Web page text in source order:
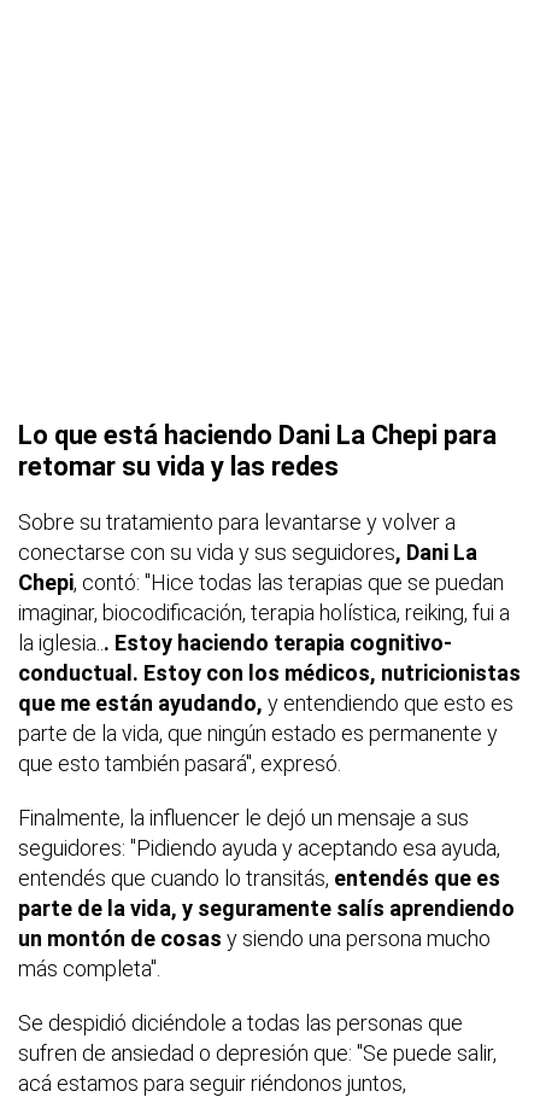
Lo que está haciendo Dani La Chepi para
retomar su vida y las redes
Sobre su tratamiento para levantarse y volver a
conectarse con su vida y sus seguidores, Dani La
Chepi, contó: "Hice todas las terapias que se puedan
imaginar, biocodificación, terapia holística, reiking, fui a
la iglesia.. . Estoy haciendo terapia cognitivo-
conductual. Estoy con los médicos, nutricionistas
que me están ayudando, y entendiendo que esto es
parte de la vida, que ningún estado es permanente y
que esto también pasará", expresó.
Finalmente, la influencer le dejó un mensaje a sus
seguidores: "Pidiendo ayuda y aceptando esa ayuda,
entendés que cuando lo transitás, entendés que es
parte de la vida, y seguramente salís aprendiendo
un montón de cosas y siendo una persona mucho
más completa".
Se despidió diciéndole a todas las personas que
sufren de ansiedad o depresión que: "Se puede salir,
acá estamos para seguir riéndonos juntos,